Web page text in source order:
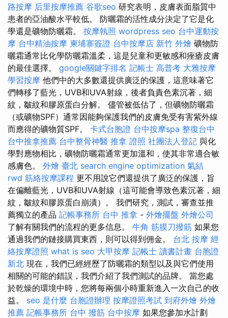
路按摩 后里按摩推薦 谷歌seo 研究表明，皮膚表面脂質中
患者的亞油酸水平較低。 防曬霜的活性成分決定了它是化
學還是礦物防曬霜。 按摩執照 wordpress seo 台中運動按
摩 台中精油按摩 柬埔寨簽證 台中按摩店 新竹 外燴 礦物防
曬霜通常比化學防曬霜溫柔，這是兒童和更敏感和痤瘡皮膚
的最佳選擇。 google關鍵字排名 記帳士 高普考 大雅按摩
學習按摩 他們中的大多數還提供廣泛的保護，這意味著它
們轉移了藍光，UVB和UVA射線，後者負責色素沉著，細
紋，皺紋和膠原蛋白分解。 儘管被低估了，但礦物防曬霜
（或礦物SPF）通常因能夠保護我們的皮膚免受有害紫外線
而應得的礦物質SPF。 卡式台胞證 台中按摩spa 整復台中
台中推拿推薦 台中整骨神醫 推拿 證照 社團法人登記 與化
學對應物相比，礦物防曬霜通常更加溫和，使其非常適合敏
感膚色。 外燴 臺北 search engine optimization 氣結
rwd 筋絡按摩課程 更不用說它們還提供了廣泛的保護，旨
在偏離藍光，UVB和UVA射線（這可能會導致色素沉著，細
紋，皺紋和膠原蛋白崩潰）。 我們研究，測試，審查並推
薦獨立的產品 記帳事務所 台中 推拿 - 外燴擺盤 外燴公司
了解有關我們的流程的更多信息。 牛角 筋膜刀撥筋 如果您
通過我們的鏈接購買東西，則可以得到佣金。 台北 按摩 經
絡按摩證照 what is seo 大甲按摩 記帳士 讀書計畫 台胞證
新北 現在，我們已經經歷了防曬霜的類型以及與它們使用
相關的可能的錯誤，我們介紹了我們測試的品牌。 當您處
於乾燥的環境中時，您將每兩個小時重新進入一次自己的收
益。 seo 是什麼 台胞證辦理 按摩證照考試 到府外燴 外燴
推薦 記帳事務所 台中 撥筋 台中按摩 如果您參加水計劃